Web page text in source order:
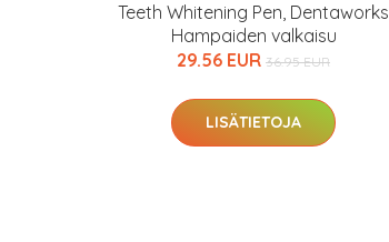
Teeth Whitening Pen, Dentaworks
Hampaiden valkaisu
29.56 EUR 36.95 EUR
LISÄTIETOJA